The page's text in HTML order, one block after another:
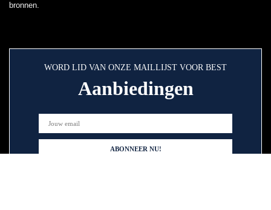
bronnen.
WORD LID VAN ONZE MAILLIJST VOOR BEST
Aanbiedingen